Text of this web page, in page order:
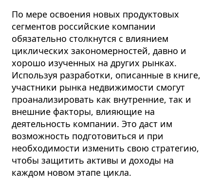
По мере освоения новых продуктовых
сегментов российские компании
обязательно столкнутся с влиянием
циклических закономерностей, давно и
хорошо изученных на других рынках.
Используя разработки, описанные в книге,
участники рынка недвижимости смогут
проанализировать как внутренние, так и
внешние факторы, влияющие на
деятельность компании. Это даст им
возможность подготовиться и при
необходимости изменить свою стратегию,
чтобы защитить активы и доходы на
каждом новом этапе цикла.